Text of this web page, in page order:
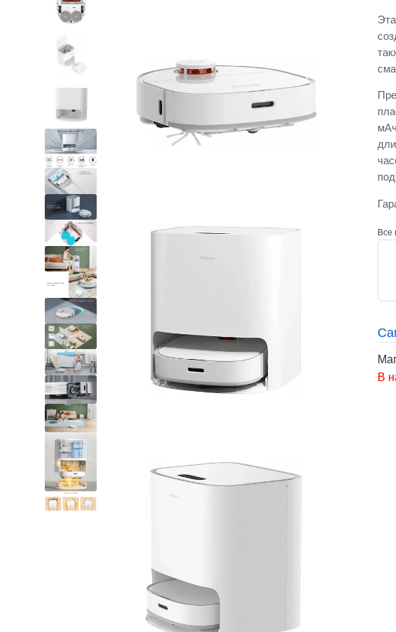
Все
В